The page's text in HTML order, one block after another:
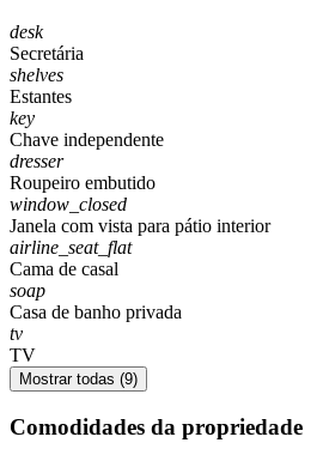
desk
Secretária
shelves
Estantes
key
Chave independente
dresser
Roupeiro embutido
window_closed
Janela com vista para pátio interior
airline_seat_flat
Cama de casal
soap
Casa de banho privada
tv
TV
Mostrar todas (9)
Comodidades da propriedade